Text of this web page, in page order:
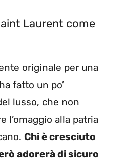
Laurent come
originale per una
fatto un po’
lusso, che non
l’omaggio alla patria
Chi è cresciuto
adorerà di sicuro